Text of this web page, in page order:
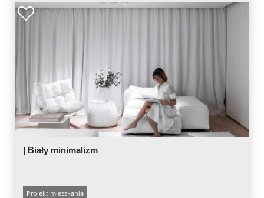
| Biały minimalizm
Projekt mieszkania